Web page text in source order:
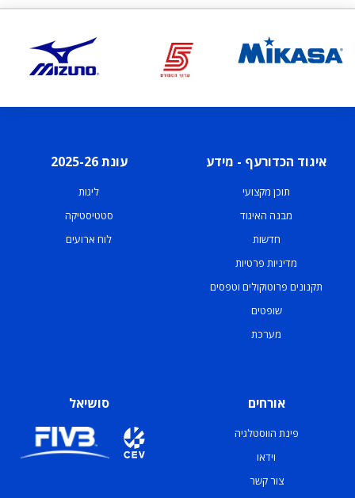
איגוד הכדורעף - מידע
תוכן מקצועי
מבנה האיגוד
חדשות
מדיניות פרטיות
תקנונים פרוטוקולים וטפסים
שופטים
מערכת
עונת 2025-26
ליגות
סטטיסטיקה
לוח ארועים
אורחים
פינת הווסטלגיה
וידאו
צור קשר
סושיאל